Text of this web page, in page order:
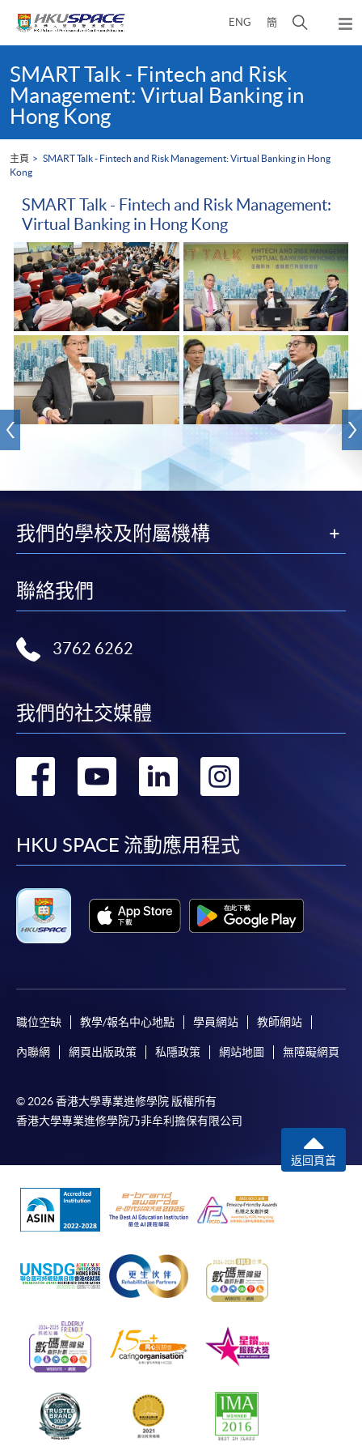
ENG 簡
開
彈
出
content
startSMART Talk - Fintech and Risk
Management: Virtual Banking in
Hong Kong
主頁
SMART Talk - Fintech and Risk Management: Virtual Banking in Hong
Kong
SMART Talk - Fintech and Risk Management:
Virtual Banking in Hong Kong
我們的學校及附屬機構
聯絡我們
3762 6262
我們的社交媒體
轉
facebook
轉
youtube
轉
linkedin
轉
HKU SPACE 流動應用程式
職位空缺 教學/報名中心地點 學員網站 教師網站
內聯網 網頁出版政策 私隱政策 網站地圖 無障礙網頁
© 2026 香港大學專業進修學院 版權所有
香港大學專業進修學院乃非牟利擔保有限公司
返回頁首